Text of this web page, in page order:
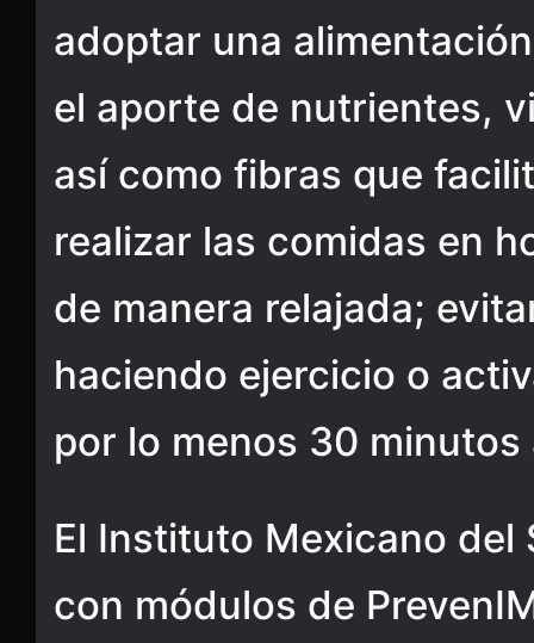
adoptar una
el aporte de nutrientes,
así como fibras que
realizar las comidas en
de manera relajada;
haciendo ejercicio o
por lo menos 30 minutos
El Instituto Mexicano del
con módulos de